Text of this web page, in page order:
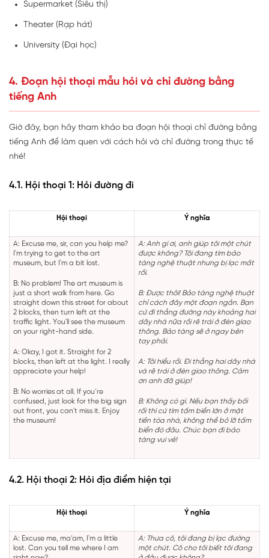
Supermarket (Siêu thị)
Theater (Rạp hát)
University (Đại học)
4. Đoạn hội thoại mẫu hỏi và chỉ đường bằng
tiếng Anh
Giờ đây, bạn hãy tham khảo ba đoạn hội thoại chỉ đường bằng
tiếng Anh để làm quen với cách hỏi và chỉ đường trong thực tế
nhé!
4.1. Hội thoại 1: Hỏi đường đi
Hội thoại Ý nghĩa
A: Excuse me, sir, can you help me?
I'm trying to get to the art
museum, but I'm a bit lost.
B: No problem! The art museum is
just a short walk from here. Go
straight down this street for about
2 blocks, then turn left at the
traffic light. You'll see the museum
on your right-hand side.
A: Okay, I got it. Straight for 2
blocks, then left at the light. I really
appreciate your help!
B: No worries at all. If you’re
confused, just look for the big sign
out front, you can't miss it. Enjoy
the museum!
A: Anh gì ơi, anh giúp tôi một chút
được không? Tôi đang tìm bảo
tàng nghệ thuật nhưng bị lạc mất
rồi.
B: Được thôi! Bảo tàng nghệ thuật
chỉ cách đây một đoạn ngắn. Bạn
cứ đi thẳng đường này khoảng hai
dãy nhà nữa rồi rẽ trái ở đèn giao
thông. Bảo tàng sẽ ở ngay bên
tay phải.
A: Tôi hiểu rồi. Đi thẳng hai dãy nhà
và rẽ trái ở đèn giao thông. Cảm
ơn anh đã giúp!
B: Không có gì. Nếu bạn thấy bối
rối thì cứ tìm tấm biển lớn ở mặt
tiền tòa nhà, không thể bỏ lỡ tấm
biển đó đâu. Chúc bạn đi bảo
tàng vui vẻ!
4.2. Hội thoại 2: Hỏi địa điểm hiện tại
Hội thoại Ý nghĩa
A: Excuse me, ma’am, I'm a little
lost. Can you tell me where I am
A: Thưa cô, tôi đang bị lạc đường
một chút. Cô cho tôi biết tôi đang